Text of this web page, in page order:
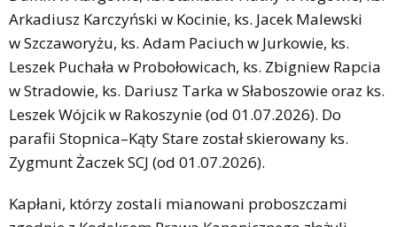
Arkadiusz Karczyński w Kocinie, ks. Jacek Malewski
w Szczaworyżu, ks. Adam Paciuch w Jurkowie, ks.
Leszek Puchała w Probołowicach, ks. Zbigniew Rapcia
w Stradowie, ks. Dariusz Tarka w Słaboszowie oraz ks.
Leszek Wójcik w Rakoszynie (od 01.07.2026). Do
parafii Stopnica–Kąty Stare został skierowany ks.
Zygmunt Żaczek SCJ (od 01.07.2026).
Kapłani, którzy zostali mianowani proboszczami